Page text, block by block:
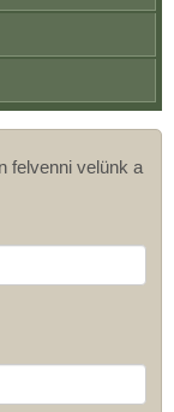
felvenni velünk a